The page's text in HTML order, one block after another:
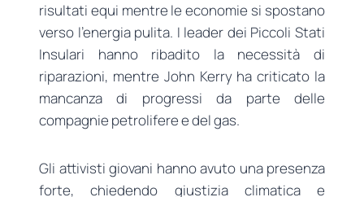
risultati equi mentre le economie si spostano
verso l’energia pulita. I leader dei Piccoli Stati
Insulari hanno ribadito la necessità di
riparazioni, mentre John Kerry ha criticato la
mancanza di progressi da parte delle
compagnie petrolifere e del gas.
Gli attivisti giovani hanno avuto una presenza
forte, chiedendo giustizia climatica e